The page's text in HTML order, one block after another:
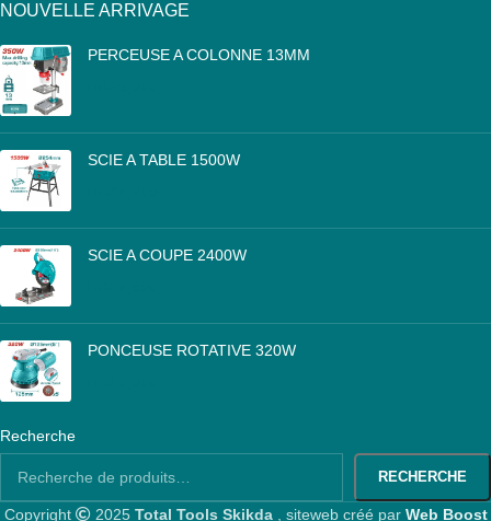
NOUVELLE ARRIVAGE
PERCEUSE A COLONNE 13MM
SCIE A TABLE 1500W
SCIE A COUPE 2400W
PONCEUSE ROTATIVE 320W
Recherche
RECHERCHE
Copyright 2025 Total Tools Skikda , siteweb créé par Web Boost